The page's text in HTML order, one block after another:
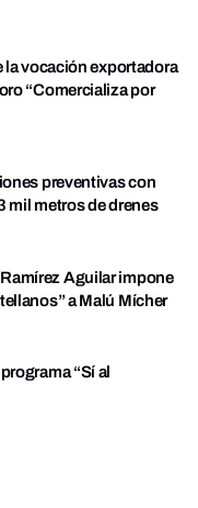
la vocación exportadora
“Comercializa por
preventivas con
mil metros de drenes
Aguilar impone
a Malú Mícher
“Sí al